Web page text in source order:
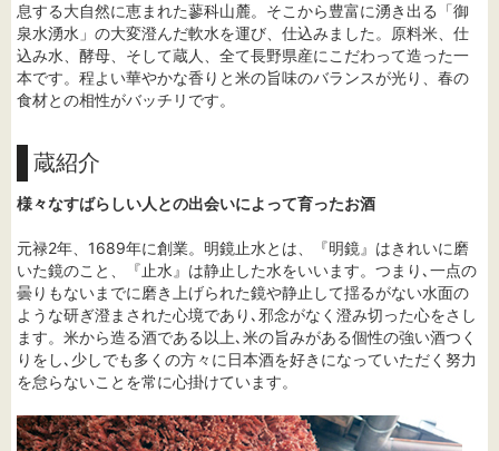
息する大自然に恵まれた蓼科山麓。そこから豊富に湧き出る「御
泉水湧水」の大変澄んだ軟水を運び、仕込みました。原料米、仕
込み水、酵母、そして蔵人、全て長野県産にこだわって造った一
本です。程よい華やかな香りと米の旨味のバランスが光り、春の
食材との相性がバッチリです。
蔵紹介
様々なすばらしい人との出会いによって育ったお酒
元禄2年、1689年に創業。明鏡止水とは、『明鏡』はきれいに磨
いた鏡のこと、『止水』は静止した水をいいます。つまり､一点の
曇りもないまでに磨き上げられた鏡や静止して揺るがない水面の
ような研ぎ澄まされた心境であり､邪念がなく澄み切った心をさし
ます。米から造る酒である以上､米の旨みがある個性の強い酒つく
りをし､少しでも多くの方々に日本酒を好きになっていただく努力
を怠らないことを常に心掛けています。